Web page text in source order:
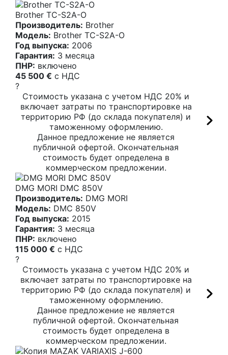
Brother TC-S2A-O
Производитель: Brother
Модель: Brother TC-S2A-O
Год выпуска: 2006
Гарантия: 3 месяца
ПНР: включено
45 500 € c НДС
?
Стоимость указана с учетом НДС 20% и
включает затраты по транспортировке на
территорию РФ (до склада покупателя) и
таможенному оформлению.
Данное предложение не является
публичной офертой. Окончательная
стоимость будет определена в
коммерческом предложении.
DMG MORI DMC 850V
Производитель: DMG MORI
Модель: DMC 850V
Год выпуска: 2015
Гарантия: 3 месяца
ПНР: включено
115 000 € c НДС
?
Стоимость указана с учетом НДС 20% и
включает затраты по транспортировке на
территорию РФ (до склада покупателя) и
таможенному оформлению.
Данное предложение не является
публичной офертой. Окончательная
стоимость будет определена в
коммерческом предложении.